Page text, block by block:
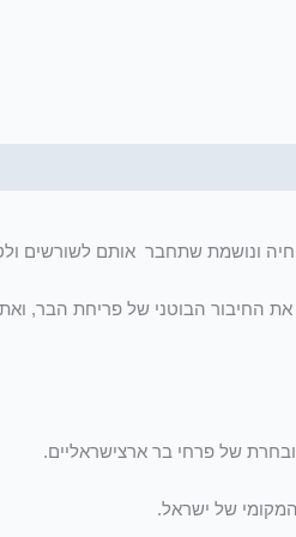
חיה ונושמת שתחבר אותם לשורשים
את החיבור הבוטני של פריחת הבר,
של פרחי בר ארצישראליים.
של ישראל.